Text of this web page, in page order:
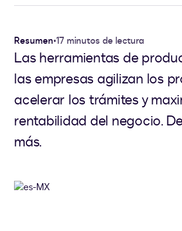
Resumen•17 minutos de lectura
Las herramientas de
las empresas agilizan los
acelerar los trámites y
rentabilidad del negocio.
más.